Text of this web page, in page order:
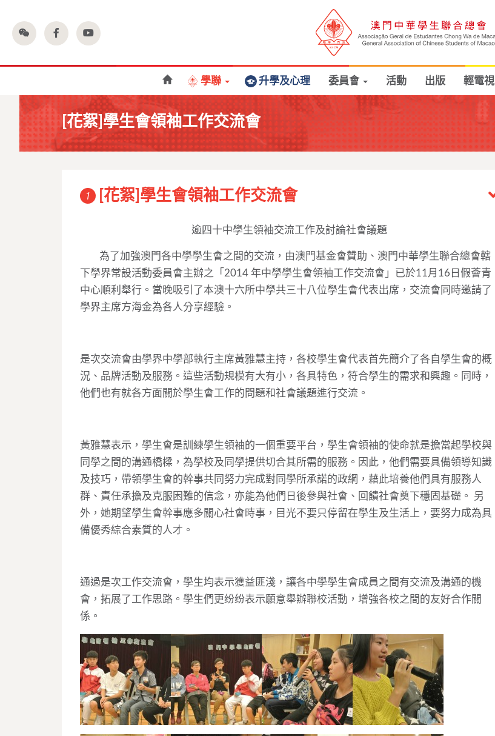
學聯 升學及心理 委員會 活動 出版 輕電視
[花絮]學生會領袖工作交流會
1 [花絮]學生會領袖工作交流會
逾四十中學生領袖交流工作及討論社會議題
為了加強澳門各中學學生會之間的交流，由澳門基金會贊助、澳門中華學生聯合總會轄
下學界常設活動委員會主辦之「2014 年中學學生會領袖工作交流會」已於11月16日假薈青
中心順利舉行。當晚吸引了本澳十六所中學共三十八位學生會代表出席，交流會同時邀請了
學界主席方海金為各人分享經驗。
是次交流會由學界中學部執行主席黃雅慧主持，各校學生會代表首先簡介了各自學生會的概
況、品牌活動及服務。這些活動規模有大有小，各具特色，符合學生的需求和興趣。同時，
他們也有就各方面關於學生會工作的問題和社會議題進行交流。
黃雅慧表示，學生會是訓練學生領袖的一個重要平台，學生會領袖的使命就是擔當起學校與
同學之間的溝通橋樑，為學校及同學提供切合其所需的服務。因此，他們需要具備領導知識
及技巧，帶領學生會的幹事共同努力完成對同學所承諾的政綱，藉此培養他們具有服務人
群、責任承擔及克服困難的信念，亦能為他們日後參與社會、回饋社會奠下穩固基礎。 另
外，她期望學生會幹事應多關心社會時事，目光不要只停留在學生及生活上，要努力成為具
備優秀綜合素質的人才。
通過是次工作交流會，學生均表示獲益匪淺，讓各中學學生會成員之間有交流及溝通的機
會，拓展了工作思路。學生們更纷纷表示願意舉辦聯校活動，增強各校之間的友好合作關
係。